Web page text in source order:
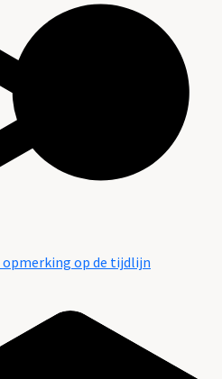
opmerking op de tijdlijn